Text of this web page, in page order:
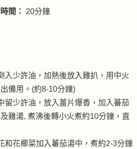
間： 20分鐘
入少許油，加熱後放入雞扒，用中火
備用。(約8-10分鐘)
留少許油，放入薑片爆香，加入蕃茄
雞湯, 煮沸後轉小火煮約10分鐘，直
和花椰菜加入蕃茄湯中，煮約2-3分鐘